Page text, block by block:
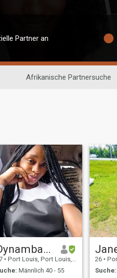
Partner an
Afrikanische Partnersuche
Dynamba80
• Port Louis, Port Louis, Mauritius
Männlich 40 - 55
26 • Port
Suche: